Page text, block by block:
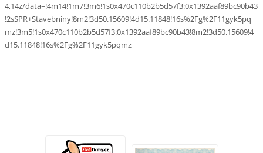
4,14z/data=!4m14!1m7!3m6!1s0x470c110b2b5d57f3:0x1392aaf89bc90b43
!2sSPR+Stavebniny!8m2!3d50.15609!4d15.11848!16s%2Fg%2F11gyk5pq
mz!3m5!1s0x470c110b2b5d57f3:0x1392aaf89bc90b43!8m2!3d50.15609!4
d15.11848!16s%2Fg%2F11gyk5pqmz